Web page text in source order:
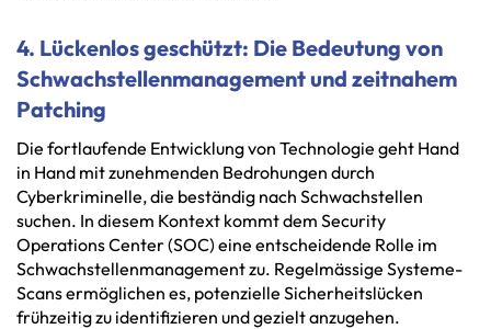
4. Lückenlos geschützt: Die Bedeutung von
Schwachstellenmanagement und zeitnahem
Patching
Die fortlaufende Entwicklung von Technologie geht Hand
in Hand mit zunehmenden Bedrohungen durch
Cyberkriminelle, die beständig nach Schwachstellen
suchen. In diesem Kontext kommt dem Security
Operations Center (SOC) eine entscheidende Rolle im
Schwachstellenmanagement zu. Regelmässige Systeme-
Scans ermöglichen es, potenzielle Sicherheitslücken
frühzeitig zu identifizieren und gezielt anzugehen.